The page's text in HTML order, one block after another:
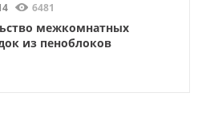
6481
межкомнатных
из пеноблоков